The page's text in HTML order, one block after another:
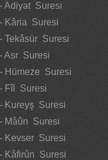
Adiyat Suresi
Kâria Suresi
Tekâsür Suresi
Asr Suresi
Hümeze Suresi
Fîl Suresi
Kureyş Suresi
Mâûn Suresi
Kevser Suresi
Kâfirûn Suresi